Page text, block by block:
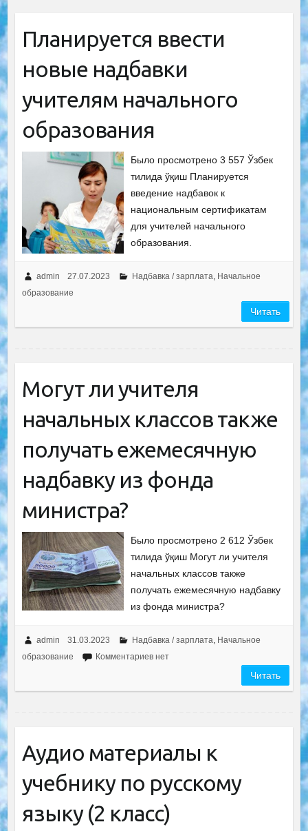
Планируется ввести
новые надбавки
учителям начального
образования
Было просмотрено 3 557 Ўзбек
тилида ўқиш Планируется
введение надбавок к
национальным сертификатам
для учителей начального
образования.
admin 27.07.2023 Надбавка / зарплата, Начальное
образование
Читать
Могут ли учителя
начальных классов также
получать ежемесячную
надбавку из фонда
министра?
Было просмотрено 2 612 Ўзбек
тилида ўқиш Могут ли учителя
начальных классов также
получать ежемесячную надбавку
из фонда министра?
admin 31.03.2023 Надбавка / зарплата, Начальное
образование
Комментариев нет
Читать
Аудио материалы к
учебнику по русскому
языку (2 класс)